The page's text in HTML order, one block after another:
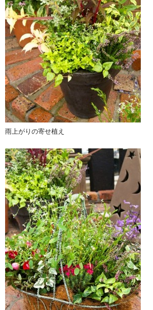
雨上がりの寄せ植え